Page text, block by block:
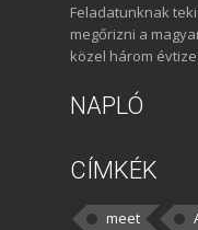
Feladatunknak
megőrizni a
közel három
NAPLÓ
CÍMKÉK
meet